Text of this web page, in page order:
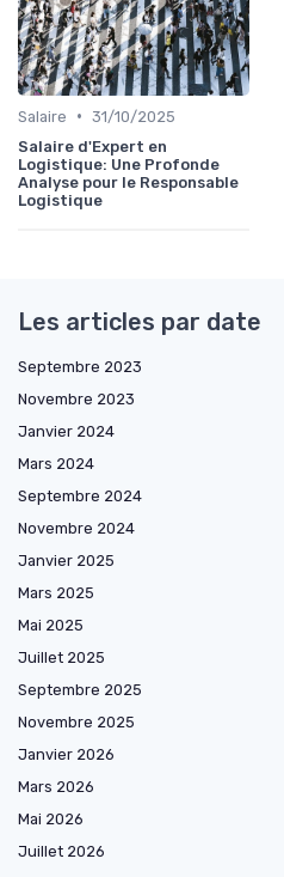
Salaire • 31/10/2025
Salaire d'Expert en
Logistique: Une Profonde
Analyse pour le Responsable
Logistique
Les articles par date
Septembre 2023
Novembre 2023
Janvier 2024
Mars 2024
Septembre 2024
Novembre 2024
Janvier 2025
Mars 2025
Mai 2025
Juillet 2025
Septembre 2025
Novembre 2025
Janvier 2026
Mars 2026
Mai 2026
Juillet 2026